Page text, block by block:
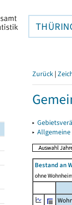
Zurück |
▸
▸
Bestand an
ohne